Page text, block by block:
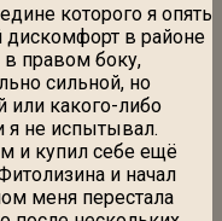
которого я опять
дискомфорт в районе
правом боку,
сильной, но
или какого-либо
я не испытывал.
и купил себе ещё
и начал
меня перестала